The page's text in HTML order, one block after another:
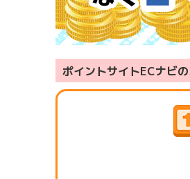
ポイントサイトECナビ